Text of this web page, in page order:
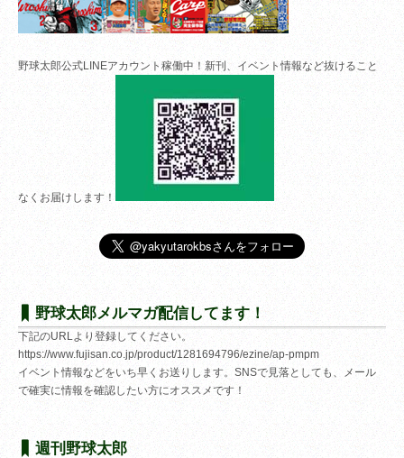
野球太郎公式LINEアカウント稼働中！新刊、イベント情報など抜けること
なくお届けします！
野球太郎メルマガ配信してます！
下記のURLより登録してください。
https://www.fujisan.co.jp/product/1281694796/ezine/ap-pmpm
イベント情報などをいち早くお送りします。SNSで見落としても、メール
で確実に情報を確認したい方にオススメです！
週刊野球太郎